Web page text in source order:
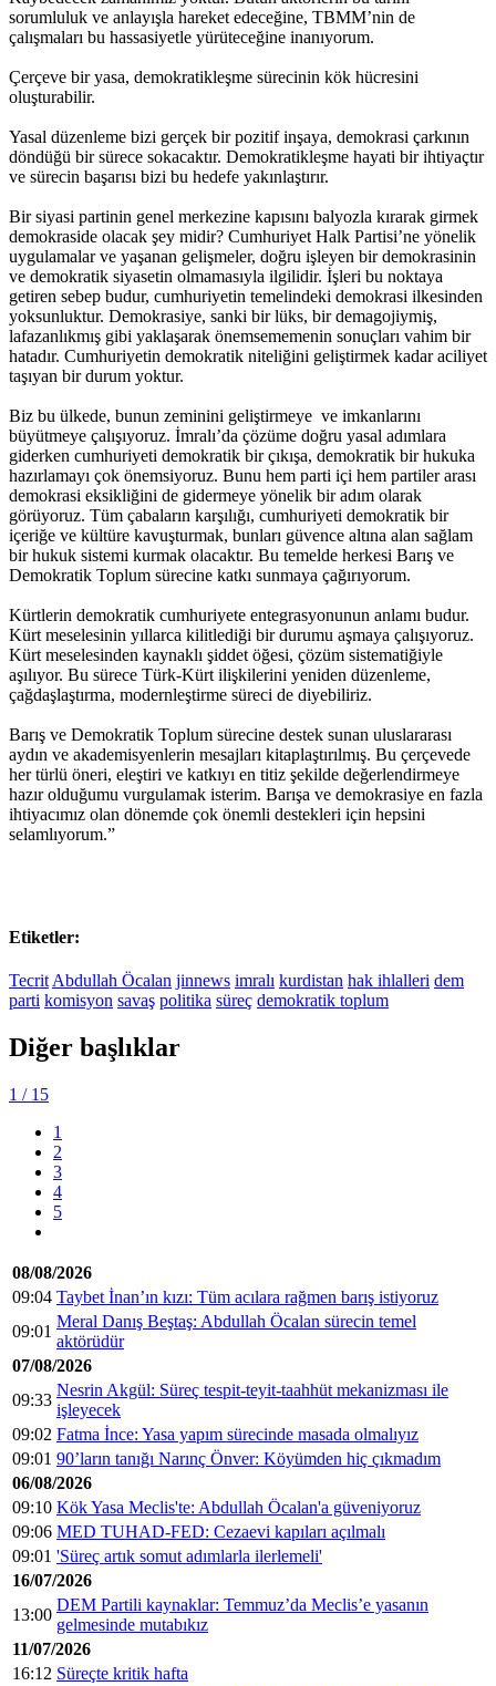
sorumluluk ve anlayışla hareket edeceğine, TBMM’nin de
çalışmaları bu hassasiyetle yürüteceğine inanıyorum.
Çerçeve bir yasa, demokratikleşme sürecinin kök hücresini
oluşturabilir.
Yasal düzenleme bizi gerçek bir pozitif inşaya, demokrasi çarkının
döndüğü bir sürece sokacaktır. Demokratikleşme hayati bir ihtiyaçtır
ve sürecin başarısı bizi bu hedefe yakınlaştırır.
Bir siyasi partinin genel merkezine kapısını balyozla kırarak girmek
demokraside olacak şey midir? Cumhuriyet Halk Partisi’ne yönelik
uygulamalar ve yaşanan gelişmeler, doğru işleyen bir demokrasinin
ve demokratik siyasetin olmamasıyla ilgilidir. İşleri bu noktaya
getiren sebep budur, cumhuriyetin temelindeki demokrasi ilkesinden
yoksunluktur. Demokrasiye, sanki bir lüks, bir demagojiymiş,
lafazanlıkmış gibi yaklaşarak önemsememenin sonuçları vahim bir
hatadır. Cumhuriyetin demokratik niteliğini geliştirmek kadar aciliyet
taşıyan bir durum yoktur.
Biz bu ülkede, bunun zeminini geliştirmeye ve imkanlarını
büyütmeye çalışıyoruz. İmralı’da çözüme doğru yasal adımlara
giderken cumhuriyeti demokratik bir çıkışa, demokratik bir hukuka
hazırlamayı çok önemsiyoruz. Bunu hem parti içi hem partiler arası
demokrasi eksikliğini de gidermeye yönelik bir adım olarak
görüyoruz. Tüm çabaların karşılığı, cumhuriyeti demokratik bir
içeriğe ve kültüre kavuşturmak, bunları güvence altına alan sağlam
bir hukuk sistemi kurmak olacaktır. Bu temelde herkesi Barış ve
Demokratik Toplum sürecine katkı sunmaya çağırıyorum.
Kürtlerin demokratik cumhuriyete entegrasyonunun anlamı budur.
Kürt meselesinin yıllarca kilitlediği bir durumu aşmaya çalışıyoruz.
Kürt meselesinden kaynaklı şiddet öğesi, çözüm sistematiğiyle
aşılıyor. Bu sürece Türk-Kürt ilişkilerini yeniden düzenleme,
çağdaşlaştırma, modernleştirme süreci de diyebiliriz.
Barış ve Demokratik Toplum sürecine destek sunan uluslararası
aydın ve akademisyenlerin mesajları kitaplaştırılmış. Bu çerçevede
her türlü öneri, eleştiri ve katkıyı en titiz şekilde değerlendirmeye
hazır olduğumu vurgulamak isterim. Barışa ve demokrasiye en fazla
ihtiyacımız olan dönemde çok önemli destekleri için hepsini
selamlıyorum.”
Etiketler:
Tecrit Abdullah Öcalan jinnews imralı kurdistan hak ihlalleri dem
parti komisyon savaş politika süreç demokratik toplum
Diğer başlıklar
1 / 15
1
2
3
4
5
08/08/2026
09:04 Taybet İnan’ın kızı: Tüm acılara rağmen barış istiyoruz
09:01
Meral Danış Beştaş: Abdullah Öcalan sürecin temel
aktörüdür
07/08/2026
09:33
Nesrin Akgül: Süreç tespit-teyit-taahhüt mekanizması ile
işleyecek
09:02 Fatma İnce: Yasa yapım sürecinde masada olmalıyız
09:01 90’ların tanığı Narınç Önver: Köyümden hiç çıkmadım
06/08/2026
09:10 Kök Yasa Meclis'te: Abdullah Öcalan'a güveniyoruz
09:06 MED TUHAD-FED: Cezaevi kapıları açılmalı
09:01 'Süreç artık somut adımlarla ilerlemeli'
16/07/2026
13:00
DEM Partili kaynaklar: Temmuz’da Meclis’e yasanın
gelmesinde mutabıkız
11/07/2026
16:12 Süreçte kritik hafta